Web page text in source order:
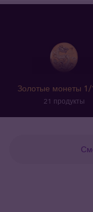
Золотые монеты 1/
21 продукты